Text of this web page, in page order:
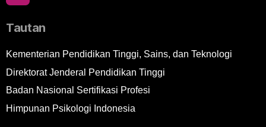
Tautan
Kementerian Pendidikan Tinggi, Sains, dan Teknologi
Direktorat Jenderal Pendidikan Tinggi
Badan Nasional Sertifikasi Profesi
Himpunan Psikologi Indonesia